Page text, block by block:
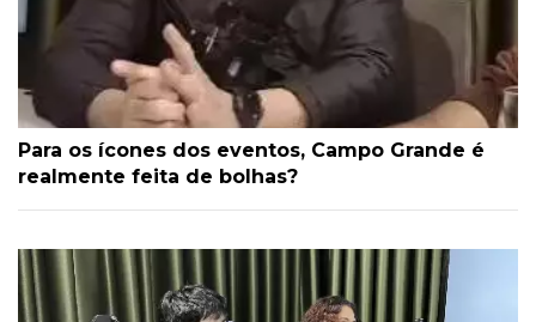
Para os ícones dos eventos, Campo Grande é
realmente feita de bolhas?